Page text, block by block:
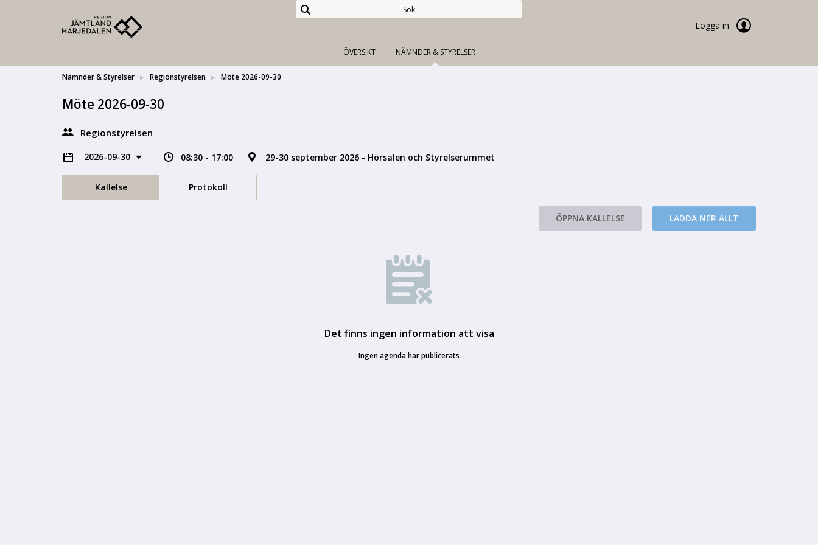
Logga in
ÖVERSIKT NÄMNDER & STYRELSER
Nämnder & Styrelser Regionstyrelsen Möte 2026-09-30
Möte 2026-09-30
Regionstyrelsen
2026-09-30 08:30 - 17:00 29-30 september 2026 - Hörsalen och Styrelserummet
Kallelse Protokoll
ÖPPNA KALLELSE LADDA NER ALLT
Det finns ingen information att visa
Ingen agenda har publicerats